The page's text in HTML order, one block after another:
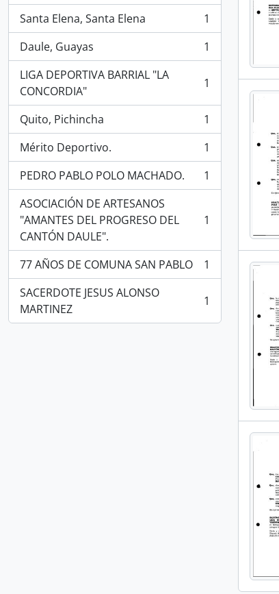
Santa Elena, Santa Elena
, 1 resultados
1
Daule, Guayas
, 1 resultados
1
LIGA DEPORTIVA BARRIAL "LA
CONCORDIA"
, 1 resultados 1
Quito, Pichincha
, 1 resultados
1
Mérito Deportivo.
, 1 resultados
1
PEDRO PABLO POLO MACHADO.
, 1 resultados
1
ASOCIACIÓN DE ARTESANOS
"AMANTES DEL PROGRESO DEL
CANTÓN DAULE".
, 1 resultados 1
77 AÑOS DE COMUNA SAN PABLO
, 1 resultados
1
SACERDOTE JESUS ALONSO
MARTINEZ
, 1 resultados 1